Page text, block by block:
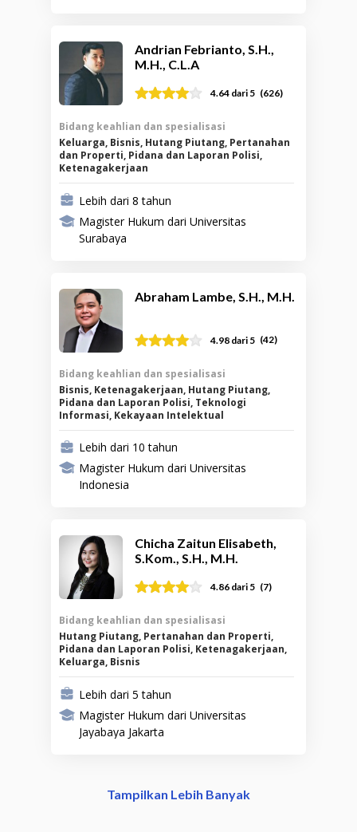
Andrian Febrianto, S.H.,
M.H., C.L.A
4.64 dari 5 (626)
Bidang keahlian dan spesialisasi
Keluarga, Bisnis, Hutang Piutang, Pertanahan
dan Properti, Pidana dan Laporan Polisi,
Ketenagakerjaan
Lebih dari 8 tahun
Magister Hukum dari Universitas
Surabaya
Abraham Lambe, S.H., M.H.
4.98 dari 5 (42)
Bidang keahlian dan spesialisasi
Bisnis, Ketenagakerjaan, Hutang Piutang,
Pidana dan Laporan Polisi, Teknologi
Informasi, Kekayaan Intelektual
Lebih dari 10 tahun
Magister Hukum dari Universitas
Indonesia
Chicha Zaitun Elisabeth,
S.Kom., S.H., M.H.
4.86 dari 5 (7)
Bidang keahlian dan spesialisasi
Hutang Piutang, Pertanahan dan Properti,
Pidana dan Laporan Polisi, Ketenagakerjaan,
Keluarga, Bisnis
Lebih dari 5 tahun
Magister Hukum dari Universitas
Jayabaya Jakarta
Tampilkan Lebih Banyak